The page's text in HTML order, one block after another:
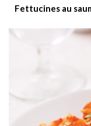
Fettucines au